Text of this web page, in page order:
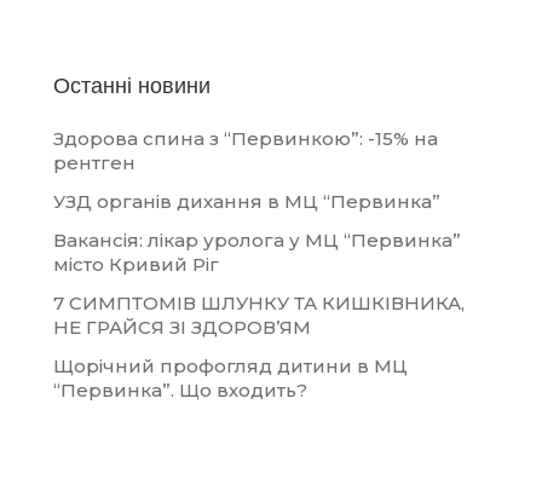
Останні новини
Здорова спина з “Первинкою”: -15% на
рентген
УЗД органів дихання в МЦ “Первинка”
Вакансія: лікар уролога у МЦ “Первинка”
місто Кривий Ріг
7 СИМПТОМІВ ШЛУНКУ ТА КИШКІВНИКА,
НЕ ГРАЙСЯ ЗІ ЗДОРОВ’ЯМ
Щорічний профогляд дитини в МЦ
“Первинка”. Що входить?